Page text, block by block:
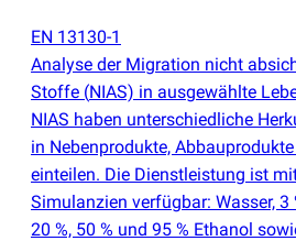
EN 13130-1
Analyse der Migration nicht
Stoffe (NIAS) in ausgewählte
NIAS haben unterschiedliche
in Nebenprodukte,
einteilen. Die Dienstleistung ist
Simulanzien verfügbar: Wasser, 3
20 %, 50 % und 95 % Ethanol